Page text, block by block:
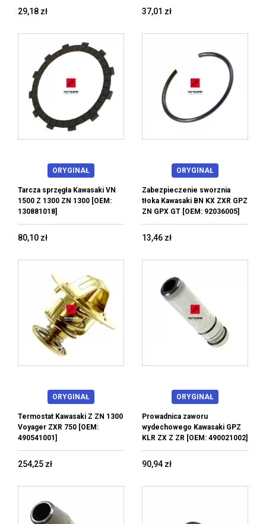
29,18 zł 37,01 zł
ORYGINAŁ
Tarcza sprzęgła Kawasaki VN
1500 Z 1300 ZN 1300 [OEM:
130881018]
80,10 zł
ORYGINAŁ
Zabezpieczenie sworznia
tłoka Kawasaki BN KX ZXR GPZ
ZN GPX GT [OEM: 92036005]
13,46 zł
ORYGINAŁ
Termostat Kawasaki Z ZN 1300
Voyager ZXR 750 [OEM:
490541001]
254,25 zł
ORYGINAŁ
Prowadnica zaworu
wydechowego Kawasaki GPZ
KLR ZX Z ZR [OEM: 490021002]
90,94 zł